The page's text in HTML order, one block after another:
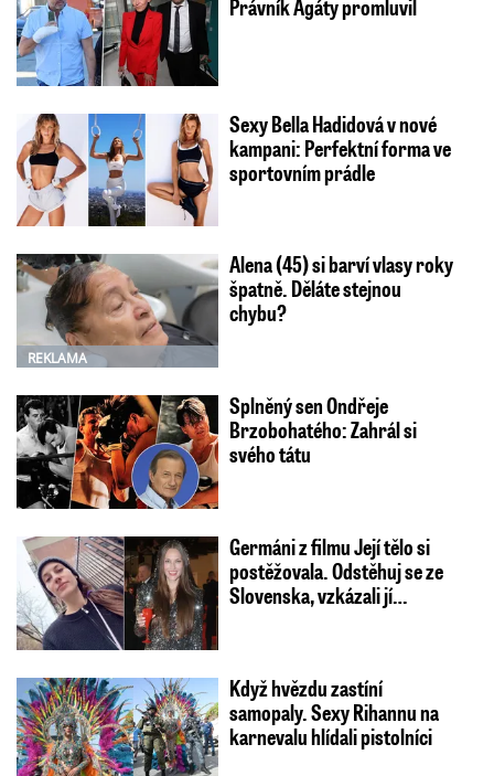
Právník Agáty promluvil
Sexy Bella Hadidová v nové
kampani: Perfektní forma ve
sportovním prádle
REKLAMA
Alena (45) si barví vlasy roky
špatně. Děláte stejnou
chybu?
Splněný sen Ondřeje
Brzobohatého: Zahrál si
svého tátu
Germáni z filmu Její tělo si
postěžovala. Odstěhuj se ze
Slovenska, vzkázali jí…
Když hvězdu zastíní
samopaly. Sexy Rihannu na
karnevalu hlídali pistolníci